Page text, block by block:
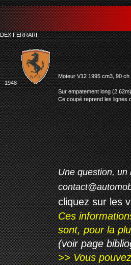
FERRARI
1948
Moteur V12 1995 cm3, 90 ch
Sur empatement long
Ce coupé reprend les lignes
Une question, un
cliquez sur les
Ces
sont, pour la
(voir page
>> Vous